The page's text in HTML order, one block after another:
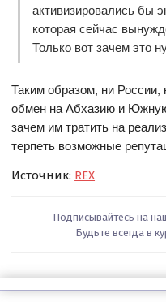
активизировались бы
которая сейчас
Только вот зачем это
Таким образом, ни
обмен на Абхазию и
зачем им тратить на
терпеть возможные
Источник: REX
Подписывайтесь на
Будьте всегда в